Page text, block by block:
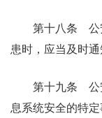
第十八条 公
患时，应当及时
第十九条 公
息系统安全的特定